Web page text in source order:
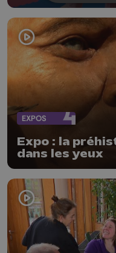
EXPOS
Expo : la
dans les yeux